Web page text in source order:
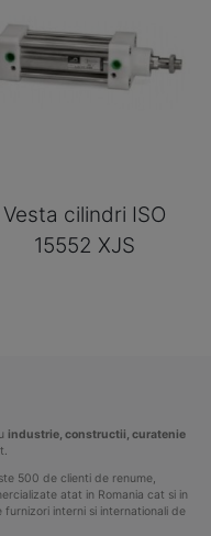
Vesta cilindri ISO
15552 XJS
industrie, constructii, curatenie
500 de clienti de renume,
atat in Romania cat si in
interni si internationali de